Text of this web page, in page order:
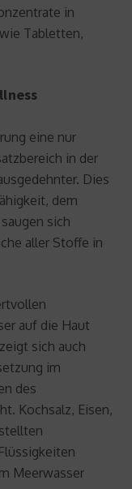
in
Tabletten,
eine nur
in der
Dies
dem
sich
aller Stoffe in
auf die Haut
sich auch
im
des
Kochsalz, Eisen,
Meerwasser